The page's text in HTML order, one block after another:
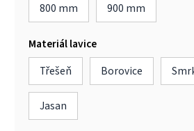
800 mm 900 mm
Materiál lavice
Třešeň
Borovice
Jasan